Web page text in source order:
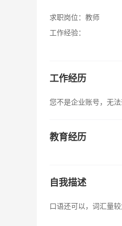
求职岗位： 教师
工作经验：
工作经历
您不是企业账号，无法
教育经历
自我描述
口语还可以，词汇量